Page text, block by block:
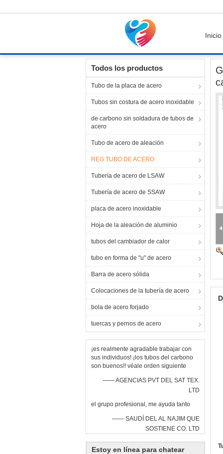
Inicio
Todos los productos
Tubo de la placa de acero
Tubos sin costura de acero inoxidable
de carbono sin soldadura de tubos de
acero
Tubo de acero de aleación
REG TUBO DE ACERO
Tubería de acero de LSAW
Tubería de acero de SSAW
placa de acero inoxidable
Hoja de la aleación de aluminio
tubos del cambiador de calor
tubo en forma de "u" de acero
Barra de acero sólida
Colocaciones de la tubería de acero
bola de acero forjado
tuercas y pernos de acero
¡es realmente agradable trabajar con
sus individuos! ¡los tubos del carbono
son buenos!! véale orden siguiente
—— AGENCIAS PVT DEL SAT TEX.
LTD
el grupo profesional, me ayuda tanto
—— SAUDÍ DEL AL NAJIM QUE
SOSTIENE CO. LTD
Estoy en línea para chatear